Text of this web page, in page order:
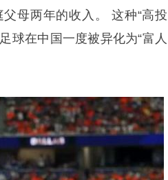
母两年的收入。 这种“高投
球在中国一度被异化为“富人